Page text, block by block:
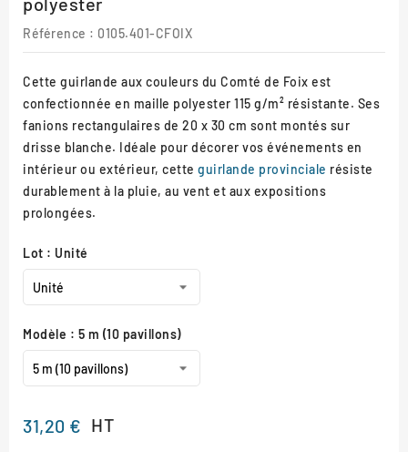
Référence : 0105.401-CFOIX
Cette guirlande aux couleurs du Comté de Foix est
confectionnée en maille polyester 115 g/m² résistante. Ses
fanions rectangulaires de 20 x 30 cm sont montés sur
drisse blanche. Idéale pour décorer vos événements en
intérieur ou extérieur, cette guirlande provinciale résiste
durablement à la pluie, au vent et aux expositions
prolongées.
Lot : Unité
Modèle : 5 m (10 pavillons)
31,20 € HT